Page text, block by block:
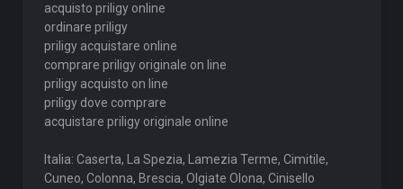
acquisto priligy online
ordinare priligy
priligy acquistare online
comprare priligy originale on line
priligy acquisto on line
priligy dove comprare
acquistare priligy originale online
Italia: Caserta, La Spezia, Lamezia Terme, Cimitile,
Cuneo, Colonna, Brescia, Olgiate Olona, Cinisello